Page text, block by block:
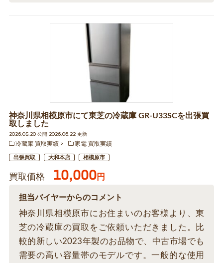
神奈川県相模原市にて東芝の冷蔵庫 GR-U33SCを出張買
取しました
2026.05.20 公開 2026.06.22 更新
冷蔵庫 買取実績
家電 買取実績
出張買取 大和本店 相模原市
買取価格 10,000円
担当バイヤーからのコメント
神奈川県相模原市にお住まいのお客様より、東
芝の冷蔵庫の買取をご依頼いただきました。比
較的新しい2023年製のお品物で、中古市場でも
需要の高い容量帯のモデルです。一般的な使用